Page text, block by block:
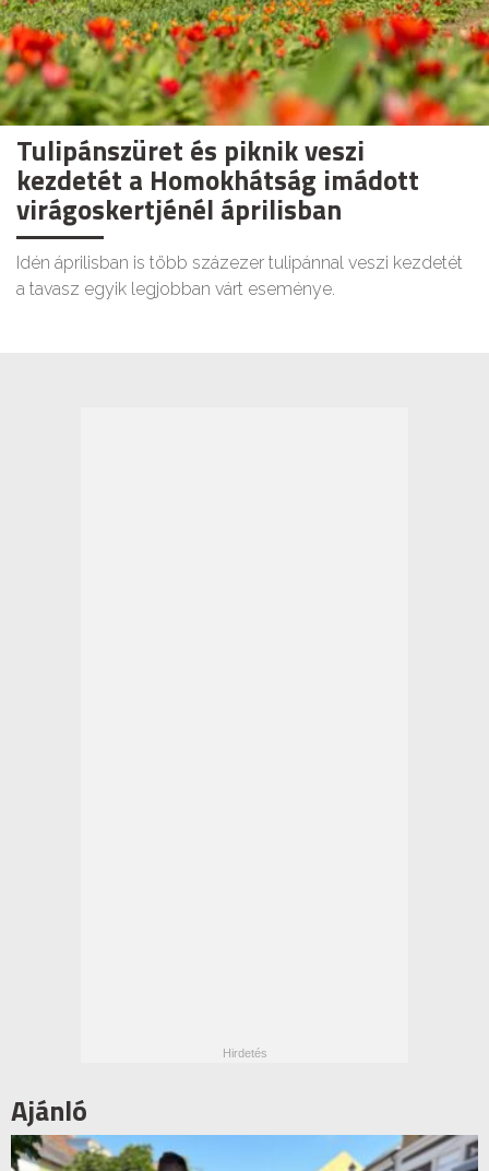
Tulipánszüret és piknik veszi
kezdetét a Homokhátság imádott
virágoskertjénél áprilisban
Idén áprilisban is több százezer tulipánnal veszi kezdetét
a tavasz egyik legjobban várt eseménye.
Ajánló